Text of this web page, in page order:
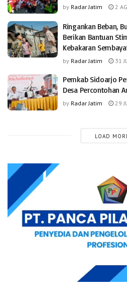
by Radar Jatim 2
Ringankan Beban,
Berikan Bantuan
Kebakaran
by Radar Jatim 31
Pemkab Sidoarjo
Desa Percontohan
by Radar Jatim 29
LOAD